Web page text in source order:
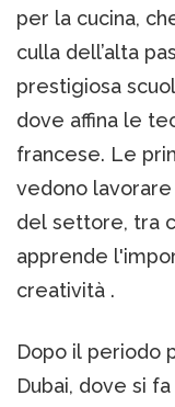
per la cucina,
culla dell’alta
prestigiosa
dove affina le
francese. Le
vedono
del settore, tra
apprende
creatività .
Dopo il periodo
Dubai, dove si